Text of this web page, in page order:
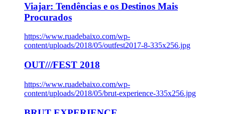
Viajar: Tendências e os Destinos Mais
Procurados
https://www.ruadebaixo.com/wp-
content/uploads/2018/05/outfest2017-8-335x256.jpg
OUT///FEST 2018
https://www.ruadebaixo.com/wp-
content/uploads/2018/05/brut-experience-335x256.jpg